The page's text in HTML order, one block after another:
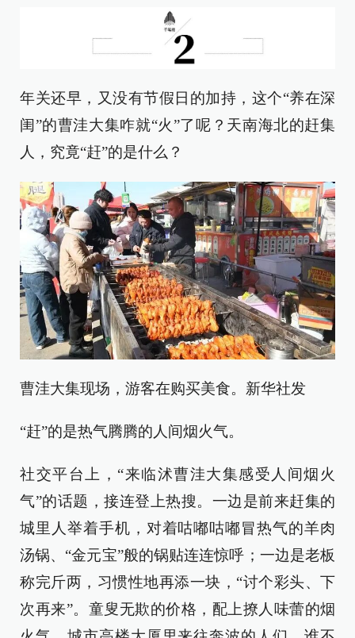
年关还早，又没有节假日的加持，这个“养在深
闺”的曹洼大集咋就“火”了呢？天南海北的赶集
人，究竟“赶”的是什么？
曹洼大集现场，游客在购买美食。新华社发
“赶”的是热气腾腾的人间烟火气。
社交平台上，“来临沭曹洼大集感受人间烟火
气”的话题，接连登上热搜。一边是前来赶集的
城里人举着手机，对着咕嘟咕嘟冒热气的羊肉
汤锅、“金元宝”般的锅贴连连惊呼；一边是老板
称完斤两，习惯性地再添一块，“讨个彩头、下
次再来”。童叟无欺的价格，配上撩人味蕾的烟